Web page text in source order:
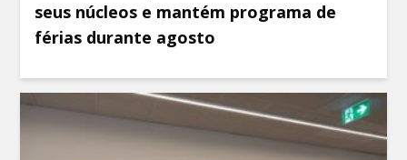
seus núcleos e mantém programa de
férias durante agosto